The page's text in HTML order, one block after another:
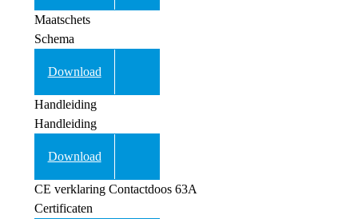
Maatschets
Schema
Download
Handleiding
Handleiding
Download
CE verklaring Contactdoos 63A
Certificaten